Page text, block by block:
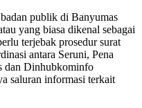
publik di Banyumas
yang biasa dikenal sebagai
terjebak prosedur surat
antara Seruni, Pena
dan Dinhubkominfo
saluran informasi terkait